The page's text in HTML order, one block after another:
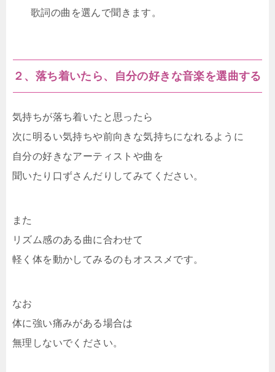
歌詞の曲を選んで聞きます。
２、落ち着いたら、自分の好きな音楽を選曲する
気持ちが落ち着いたと思ったら
次に明るい気持ちや前向きな気持ちになれるように
自分の好きなアーティストや曲を
聞いたり口ずさんだりしてみてください。
また
リズム感のある曲に合わせて
軽く体を動かしてみるのもオススメです。
なお
体に強い痛みがある場合は
無理しないでください。